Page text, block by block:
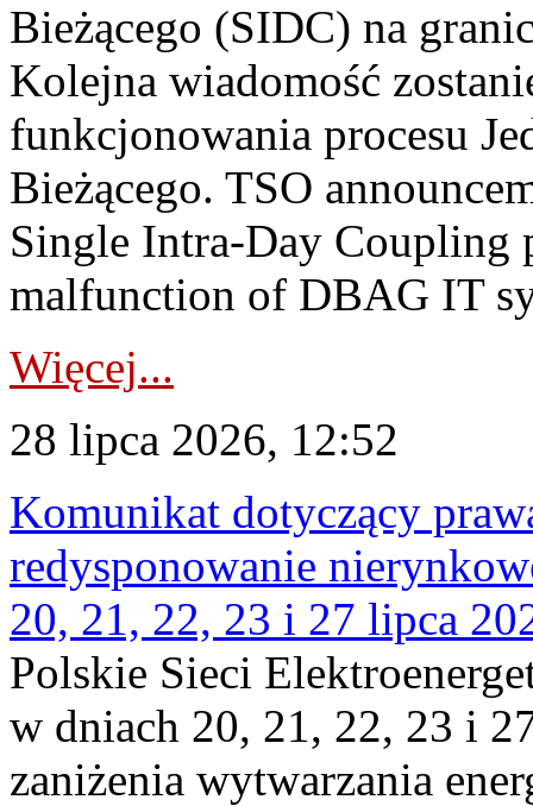
Bieżącego (SIDC) na
Kolejna wiadomość
funkcjonowania procesu
Bieżącego. TSO
Single Intra-Day Coupling
malfunction of DBAG IT
Więcej...
28 lipca 2026, 12:52
Komunikat dotyczący
redysponowanie
20, 21, 22, 23 i 27 lipca
Polskie Sieci
w dniach 20, 21, 22, 23 i
zaniżenia wytwarzania